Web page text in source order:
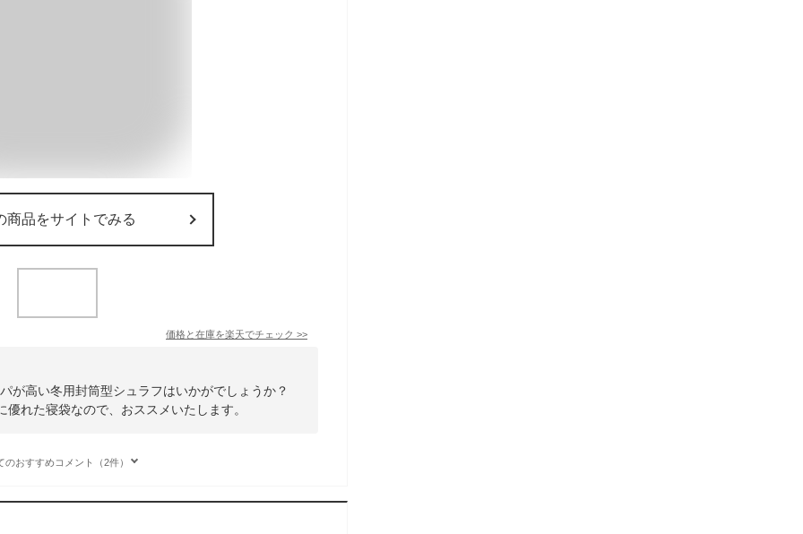
商品をサイトでみる
価格と在庫を楽天でチェック >>
が高い冬用封筒型シュラフはいかがでしょうか？
れた寝袋なので、おススメいたします。
のおすすめコメント（2件）